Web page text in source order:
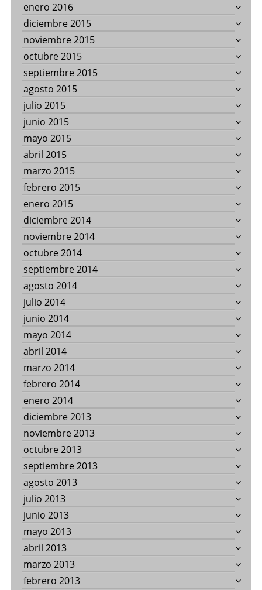
enero 2016
diciembre 2015
noviembre 2015
octubre 2015
septiembre 2015
agosto 2015
julio 2015
junio 2015
mayo 2015
abril 2015
marzo 2015
febrero 2015
enero 2015
diciembre 2014
noviembre 2014
octubre 2014
septiembre 2014
agosto 2014
julio 2014
junio 2014
mayo 2014
abril 2014
marzo 2014
febrero 2014
enero 2014
diciembre 2013
noviembre 2013
octubre 2013
septiembre 2013
agosto 2013
julio 2013
junio 2013
mayo 2013
abril 2013
marzo 2013
febrero 2013